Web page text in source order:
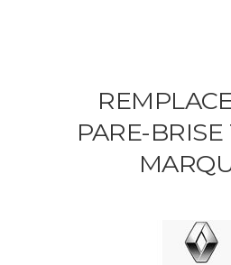
PARE-